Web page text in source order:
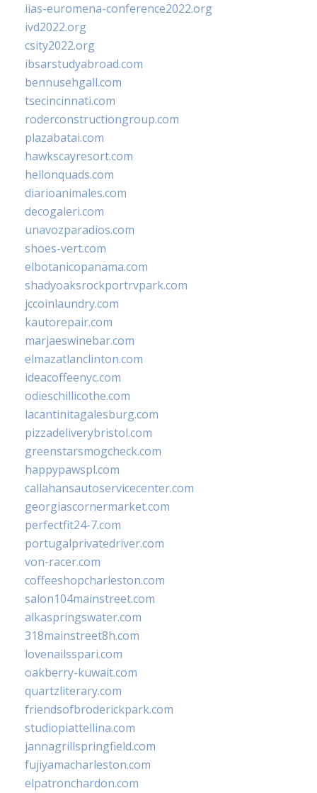
iias-euromena-conference2022.org
ivd2022.org
csity2022.org
ibsarstudyabroad.com
bennusehgall.com
tsecincinnati.com
roderconstructiongroup.com
plazabatai.com
hawkscayresort.com
hellonquads.com
diarioanimales.com
decogaleri.com
unavozparadios.com
shoes-vert.com
elbotanicopanama.com
shadyoaksrockportrvpark.com
jccoinlaundry.com
kautorepair.com
marjaeswinebar.com
elmazatlanclinton.com
ideacoffeenyc.com
odieschillicothe.com
lacantinitagalesburg.com
pizzadeliverybristol.com
greenstarsmogcheck.com
happypawspl.com
callahansautoservicecenter.com
georgiascornermarket.com
perfectfit24-7.com
portugalprivatedriver.com
von-racer.com
coffeeshopcharleston.com
salon104mainstreet.com
alkaspringswater.com
318mainstreet8h.com
lovenailsspari.com
oakberry-kuwait.com
quartzliterary.com
friendsofbroderickpark.com
studiopiattellina.com
jannagrillspringfield.com
fujiyamacharleston.com
elpatronchardon.com